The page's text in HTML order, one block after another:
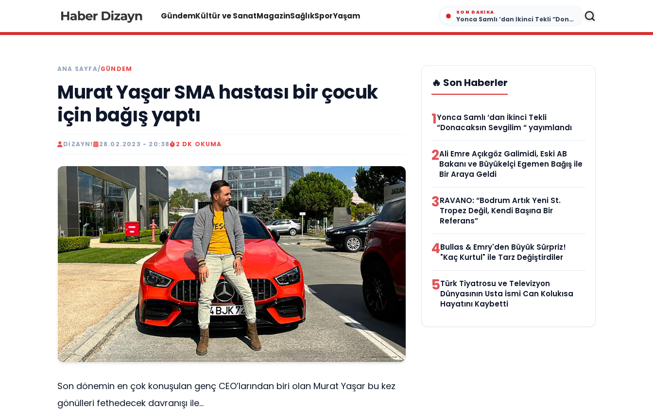
GündemKültür ve SanatMagazinSağlıkSporYaşam SON DAKIKA
Yonca Samlı ‘dan İkinci Tekli “Donacaksın Sevgilim “ yayımlandı
ANA SAYFA/GÜNDEM
Murat Yaşar SMA hastası bir çocuk
için bağış yaptı
DIZAYN! 28.02.2023 - 20:38 2 DK OKUMA
Son dönemin en çok konuşulan genç CEO’larından biri olan Murat Yaşar bu kez
gönülleri fethedecek davranışı ile...
🔥 Son Haberler
1Yonca Samlı ‘dan İkinci Tekli
“Donacaksın Sevgilim “ yayımlandı
2Ali Emre Açıkgöz Galimidi, Eski AB
Bakanı ve Büyükelçi Egemen Bağış ile
Bir Araya Geldi
3RAVANO: “Bodrum Artık Yeni St.
Tropez Değil, Kendi Başına Bir
Referans”
4Bullas & Emry'den Büyük Sürpriz!
"Kaç Kurtul" ile Tarz Değiştirdiler
5Türk Tiyatrosu ve Televizyon
Dünyasının Usta İsmi Can Kolukısa
Hayatını Kaybetti